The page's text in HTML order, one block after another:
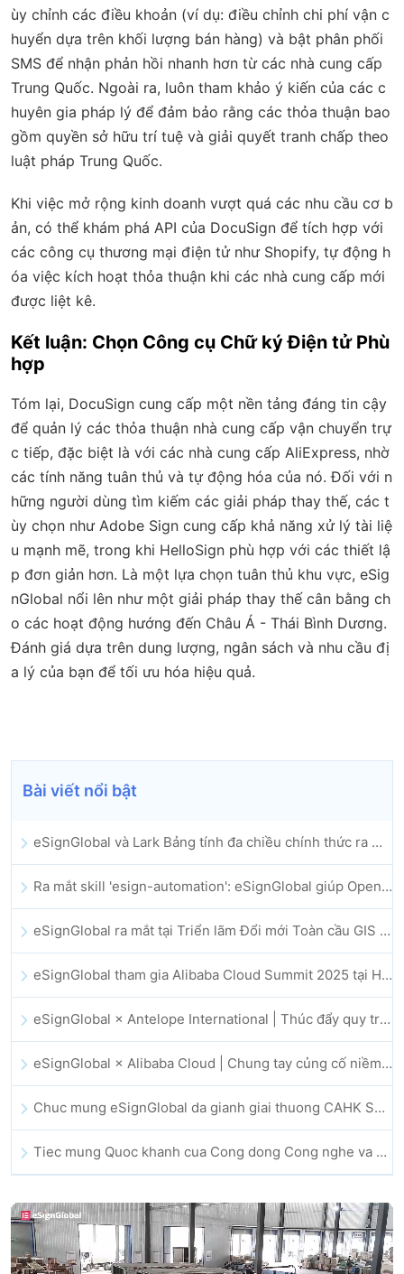
ùy chỉnh các điều khoản (ví dụ: điều chỉnh chi phí vận c
huyển dựa trên khối lượng bán hàng) và bật phân phối
SMS để nhận phản hồi nhanh hơn từ các nhà cung cấp
Trung Quốc. Ngoài ra, luôn tham khảo ý kiến của các c
huyên gia pháp lý để đảm bảo rằng các thỏa thuận bao
gồm quyền sở hữu trí tuệ và giải quyết tranh chấp theo
luật pháp Trung Quốc.
Khi việc mở rộng kinh doanh vượt quá các nhu cầu cơ b
ản, có thể khám phá API của DocuSign để tích hợp với
các công cụ thương mại điện tử như Shopify, tự động h
óa việc kích hoạt thỏa thuận khi các nhà cung cấp mới
được liệt kê.
Kết luận: Chọn Công cụ Chữ ký Điện tử Phù
hợp
Tóm lại, DocuSign cung cấp một nền tảng đáng tin cậy
để quản lý các thỏa thuận nhà cung cấp vận chuyển trự
c tiếp, đặc biệt là với các nhà cung cấp AliExpress, nhờ
các tính năng tuân thủ và tự động hóa của nó. Đối với n
hững người dùng tìm kiếm các giải pháp thay thế, các t
ùy chọn như Adobe Sign cung cấp khả năng xử lý tài liệ
u mạnh mẽ, trong khi HelloSign phù hợp với các thiết lậ
p đơn giản hơn. Là một lựa chọn tuân thủ khu vực, eSig
nGlobal nổi lên như một giải pháp thay thế cân bằng ch
o các hoạt động hướng đến Châu Á - Thái Bình Dương.
Đánh giá dựa trên dung lượng, ngân sách và nhu cầu đị
a lý của bạn để tối ưu hóa hiệu quả.
Bài viết nổi bật
eSignGlobal và Lark Bảng tính đa chiều chính thức ra mắt: Tự động hóa toàn bộ quy trình ký kết và lưu trữ hợp đồng điện tử
Ra mắt skill 'esign-automation': eSignGlobal giúp OpenClaw triển khai chữ ký điện tử tự động
eSignGlobal ra mắt tại Triển lãm Đổi mới Toàn cầu GIS 2025
eSignGlobal tham gia Alibaba Cloud Summit 2025 tại Hong Kong, thúc đẩy đổi mới đám mây do AI dẫn dắt và niềm tin số
eSignGlobal × Antelope International | Thúc đẩy quy trình làm việc số an toàn và vận hành bởi AI
eSignGlobal × Alibaba Cloud | Chung tay củng cố niềm tin số toàn cầu cho lĩnh vực fintech
Chuc mung eSignGlobal da gianh giai thuong CAHK STAR Award 2025
Tiec mung Quoc khanh cua Cong dong Cong nghe va Doi moi sang tao Hong Kong